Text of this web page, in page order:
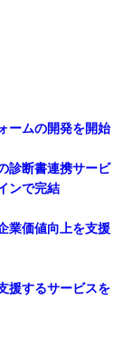
ームの開発を開始
診断書連携サービ
ンで完結
業価値向上を支援
援するサービスを